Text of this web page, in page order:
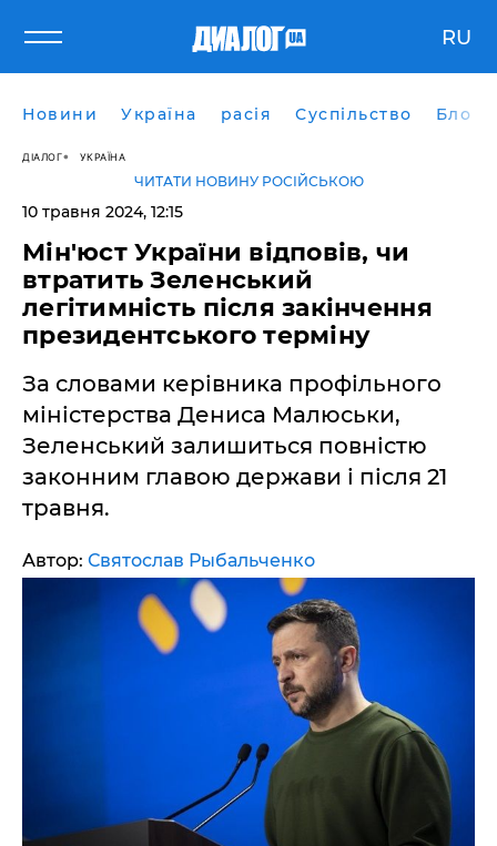
RU
Новини Україна расія Суспільство Блоги
ДІАЛОГ УКРАЇНА
ЧИТАТИ НОВИНУ РОСІЙСЬКОЮ
10 травня 2024, 12:15
Мін'юст України відповів, чи
втратить Зеленський
легітимність після закінчення
президентського терміну
За словами керівника профільного
міністерства Дениса Малюськи,
Зеленський залишиться повністю
законним главою держави і після 21
травня.
Автор: Святослав Рыбальченко